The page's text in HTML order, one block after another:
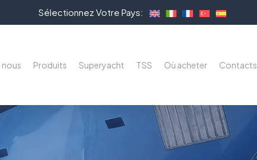
Sélectionnez Votre Pays:
nous Produits Superyacht TSS Où acheter Contacts